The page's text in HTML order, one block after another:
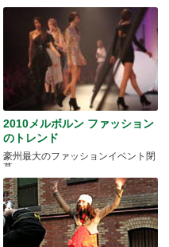
2010メルボルン ファッション
のトレンド
豪州最大のファッションイベント閉
幕